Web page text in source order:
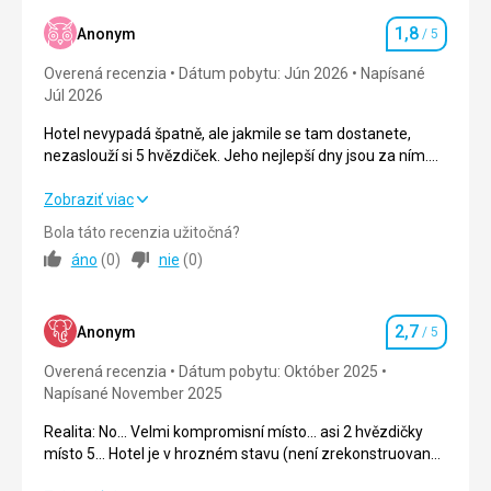
Anonym Hodnotenie
1,8 / 5
Overená recenzia Dátum pobytu: Jún 2026
Napísané
Júl 2026
Hotel nevypadá špatně, ale jakmile se tam dostanete,
nezaslouží si 5 hvězdiček. Jeho nejlepší dny jsou za ním.
Hotel nevypadá špatně, ale jakmile se tam dostanete,
Potřeboval by trochu renovace.
Ubytovanie 1,0/ 5
Okolie
Cena 2,0/ 5
Zobraziť viac
Bola táto recenzia užitočná?
áno (0) nie (0)
Anonym Hodnotenie
2,7 / 5
Overená recenzia
Dátum pobytu: Október 2025
Napísané November 2025
Realita: No... Velmi kompromisní místo... asi 2 hvězdičky
místo 5... Hotel je v hrozném stavu (není zrekonstruovaný).